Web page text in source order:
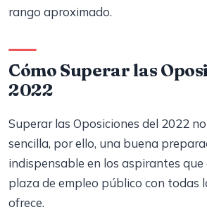
rango aproximado.
Cómo Superar las
2022
Superar las Oposiciones del 2022
sencilla, por ello, una buena
indispensable en los aspirantes
plaza de empleo público con todas
ofrece.